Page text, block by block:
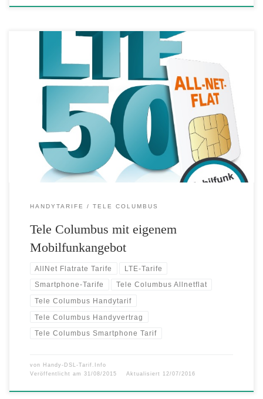
Tele Columbus startet Mobilfunkangebot Fernsehen, Internet, Telefon
und Mobilfunk aus einer Hand Mobiler Sprach- und Datentarif für nur
19,99 Euro monatlich Mit der mobilen AllNet Flat kostenlos in alle
deutschen Netze telefonieren Mobiles Internet in LTE-
Geschwindigkeit mit bis zu 50 Mbit/s und 2GB Inklusivvolumen In
Kombination mit den Multimedia-Paketen „2er […]
HANDYTARIFE TELE COLUMBUS
Tele Columbus mit eigenem
Mobilfunkangebot
AllNet Flatrate Tarife LTE-Tarife
Smartphone-Tarife Tele Columbus Allnetflat
Tele Columbus Handytarif
Tele Columbus Handyvertrag
Tele Columbus Smartphone Tarif
von Handy-DSL-Tarif.Info
Veröffentlicht am 31/08/2015 Aktualisiert 12/07/2016